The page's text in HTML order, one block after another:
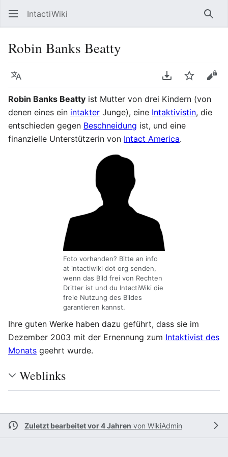
IntactiWiki
Robin Banks Beatty
Sprache PDF
Robin Banks Beatty ist Mutter von drei Kindern (von
denen eines ein intakter Junge), eine Intaktivistin, die
entschieden gegen Beschneidung ist, und eine
finanzielle Unterstützerin von Intact America.
Foto vorhanden? Bitte an info
at intactiwiki dot org senden,
wenn das Bild frei von Rechten
Dritter ist und du IntactiWiki die
freie Nutzung des Bildes
garantieren kannst.
Ihre guten Werke haben dazu geführt, dass sie im
Dezember 2003 mit der Ernennung zum Intaktivist des
Monats geehrt wurde.
Weblinks
Zuletzt bearbeitet vor 4 Jahren von WikiAdmin